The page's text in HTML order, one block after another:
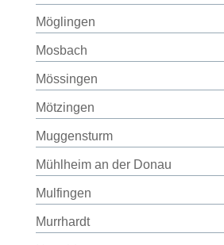
Möglingen
Mosbach
Mössingen
Mötzingen
Muggensturm
Mühlheim an der Donau
Mulfingen
Murrhardt